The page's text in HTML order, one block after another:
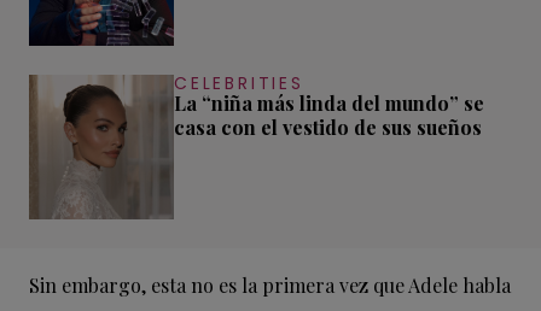
CELEBRITIES
La “niña más linda del mundo” se
casa con el vestido de sus sueños
Sin embargo, esta no es la primera vez que Adele habla